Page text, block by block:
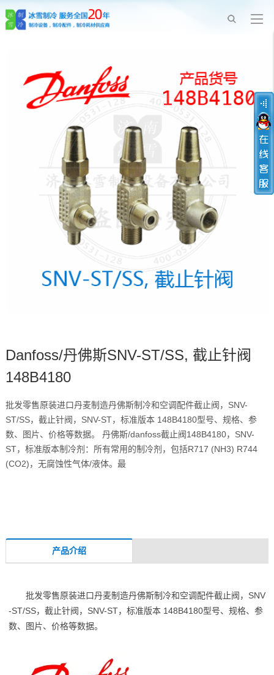
Danfoss/丹佛斯SNV-ST/SS, 截止针阀
148B4180
批发零售原装进口丹麦制造丹佛斯制冷和空调配件截止阀，SNV-
ST/SS，截止针阀，SNV-ST，标准版本 148B4180型号、规格、参
数、图片、价格等数据。 丹佛斯/danfoss截止阀148B4180，SNV-
ST，标准版本制冷剂：所有常用的制冷剂，包括R717 (NH3) R744
(CO2)，无腐蚀性气体/液体。最
产品介绍
批发零售原装进口丹麦制造丹佛斯制冷和空调配件截止阀，SNV
-ST/SS，截止针阀，SNV-ST，标准版本 148B4180型号、规格、参
数、图片、价格等数据。